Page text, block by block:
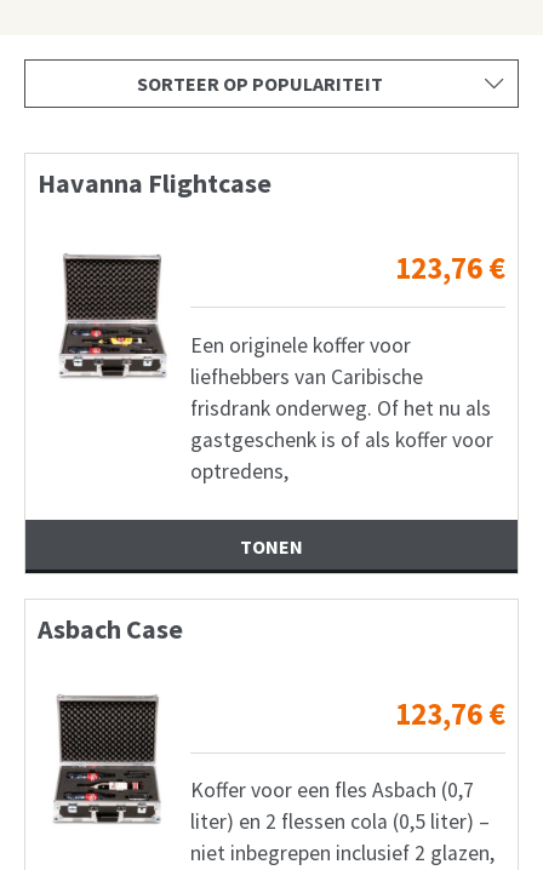
Facebook
Deutsch
Français
Havanna Flightcase
123,76€
Een originele koffer voor
liefhebbers van Caribische
frisdrank onderweg. Of het nu als
gastgeschenk is of als koffer voor
optredens,
TONEN
Asbach Case
123,76€
Koffer voor een fles Asbach (0,7
liter) en 2 flessen cola (0,5 liter) –
niet inbegrepen inclusief 2 glazen,